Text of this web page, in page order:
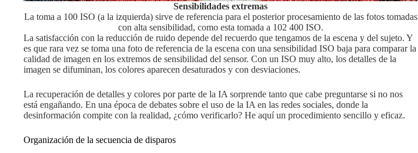
Sensibilidades extremas
La toma a 100 ISO (a la izquierda) sirve de referencia para el posterior procesamiento de las fotos tomadas
con alta sensibilidad, como esta tomada a 102 400 ISO.
La satisfacción con la reducción de ruido depende del recuerdo que tengamos de la escena y del sujeto. Y
es que rara vez se toma una foto de referencia de la escena con una sensibilidad ISO baja para comparar la
calidad de imagen en los extremos de sensibilidad del sensor. Con un ISO muy alto, los detalles de la
imagen se difuminan, los colores aparecen desaturados y con desviaciones.
La recuperación de detalles y colores por parte de la IA sorprende tanto que cabe preguntarse si no nos
está engañando. En una época de debates sobre el uso de la IA en las redes sociales, donde la
desinformación compite con la realidad, ¿cómo verificarlo? He aquí un procedimiento sencillo y eficaz.
Organización de la secuencia de disparos